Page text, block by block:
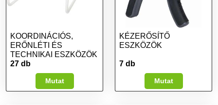
KOORDINÁCIÓS,
ERŐNLÉTI ÉS
TECHNIKAI ESZKÖZÖK
27 db
Mutat
KÉZERŐSÍTŐ
ESZKÖZÖK
7 db
Mutat